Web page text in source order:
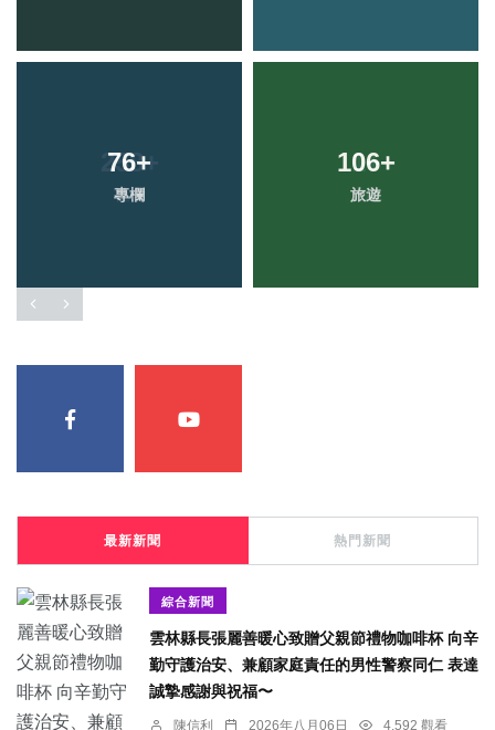
76+
專欄
106+
旅遊
最新新聞 熱門新聞
綜合新聞
雲林縣長張麗善暖心致贈父親節禮物咖啡杯 向辛
勤守護治安、兼顧家庭責任的男性警察同仁 表達
誠摯感謝與祝福〜
陳信利 2026年八月06日
4,592 觀看